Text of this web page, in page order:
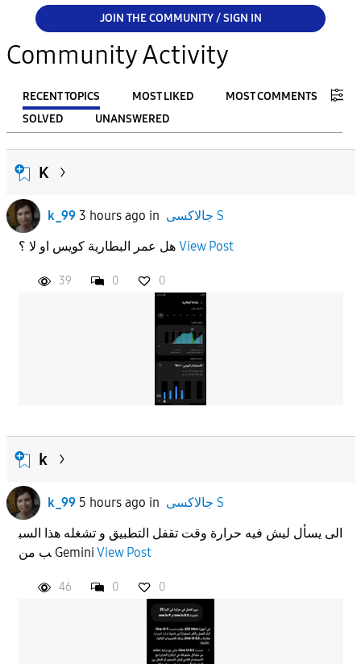
JOIN THE COMMUNITY / SIGN IN
Community Activity
RECENT TOPICS MOST LIKED
MOST COMMENTS
SOLVED
UNANSWERED
FILTER:
From
To
K
k_99 3 hours ago in
جالاكسى S
هل عمر البطارية كويس او لا ؟ View Post
39 0 0
k
k_99 5 hours ago in
جالاكسى S
الى يسأل ليش فيه حرارة وقت تقفل التطبيق و تشغله هذا السب
ب من Gemini View Post
46 0 0